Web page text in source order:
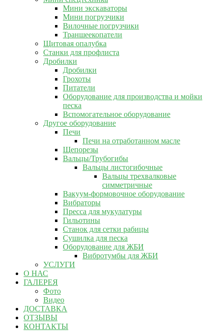
Мини экскаваторы
Мини погрузчики
Вилочные погрузчики
Траншеекопатели
Щитовая опалубка
Станки для профлиста
Дробилки
Дробилки
Грохоты
Питатели
Оборудование для производства и мойки
песка
Вспомогательное оборудование
Другое оборудование
Печи
Печи на отработанном масле
Щепорезы
Вальцы/Трубогибы
Вальцы листогибочные
Вальцы трехвалковые
симметричные
Вакуум-формовочное оборудование
Вибраторы
Пресса для мукулатуры
Гильотины
Станок для сетки рабицы
Сушилка для песка
Оборудование для ЖБИ
Вибротумбы для ЖБИ
УСЛУГИ
О НАС
ГАЛЕРЕЯ
Фото
Видео
ДОСТАВКА
ОТЗЫВЫ
КОНТАКТЫ